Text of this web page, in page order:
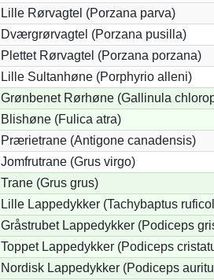
Lille Rørvagtel (Porzana parva)
Dværgrørvagtel (Porzana pusilla)
Plettet Rørvagtel (Porzana porzana)
Lille Sultanhøne (Porphyrio alleni)
Grønbenet Rørhøne (Gallinula
Blishøne (Fulica atra)
Prærietrane (Antigone canadensis)
Jomfrutrane (Grus virgo)
Trane (Grus grus)
Lille Lappedykker (Tachybaptus
Gråstrubet Lappedykker (Podiceps
Toppet Lappedykker (Podiceps
Nordisk Lappedykker (Podiceps